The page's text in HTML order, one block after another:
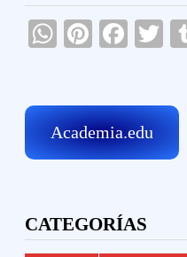
WhatsApp
Academia.edu
CATEGORÍAS